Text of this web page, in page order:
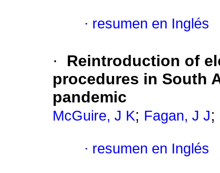
· resumen en Inglés
·
Reintroduction of
procedures in South
pandemic
McGuire, J K; Fagan, J J;
· resumen en Inglés